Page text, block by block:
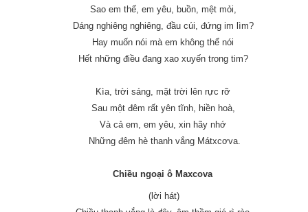
Sao em thế, em yêu, buồn, mệt mỏi,
Dáng nghiêng nghiêng, đầu cúi, đứng im lìm?
Hay muốn nói mà em không thể nói
Hết những điều đang xao xuyến trong tim?
Kìa, trời sáng, mặt trời lên rực rỡ
Sau một đêm rất yên tĩnh, hiền hoà,
Và cả em, em yêu, xin hãy nhớ
Những đêm hè thanh vắng Mátxcơva.
Chiều ngoại ô Maxcova
(lời hát)